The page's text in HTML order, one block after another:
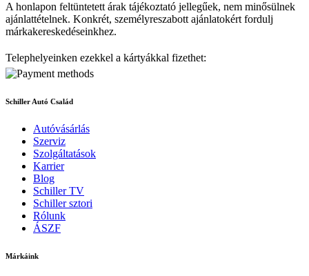
A honlapon feltüntetett árak tájékoztató jellegűek, nem minősülnek
ajánlattételnek. Konkrét, személyreszabott ajánlatokért fordulj
márkakereskedéseinkhez.
Telephelyeinken ezekkel a kártyákkal fizethet:
Schiller Autó Család
Autóvásárlás
Szerviz
Szolgáltatások
Karrier
Blog
Schiller TV
Schiller sztori
Rólunk
ÁSZF
Márkáink